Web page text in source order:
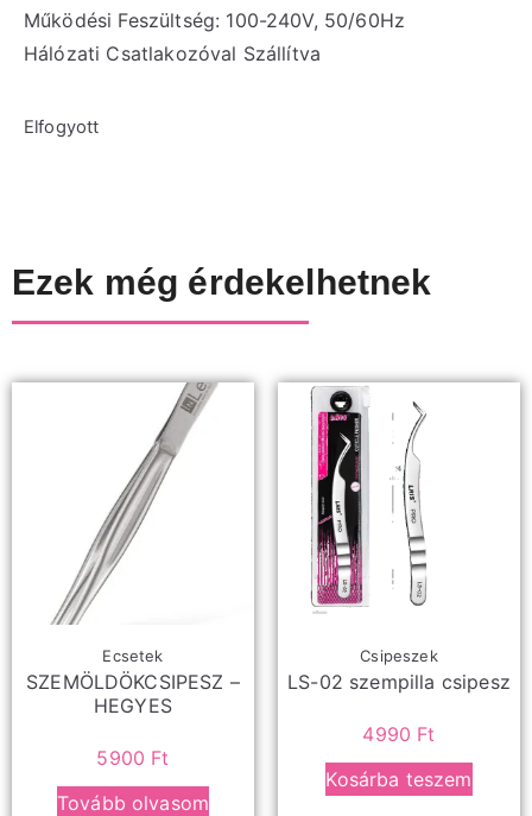
Működési Feszültség: 100-240V, 50/60Hz
Hálózati Csatlakozóval Szállítva
Elfogyott
Ezek még érdekelhetnek
Ecsetek
SZEMÖLDÖKCSIPESZ –
HEGYES
5900 Ft
Tovább olvasom
Csipeszek
LS-02 szempilla csipesz
4990 Ft
Kosárba teszem